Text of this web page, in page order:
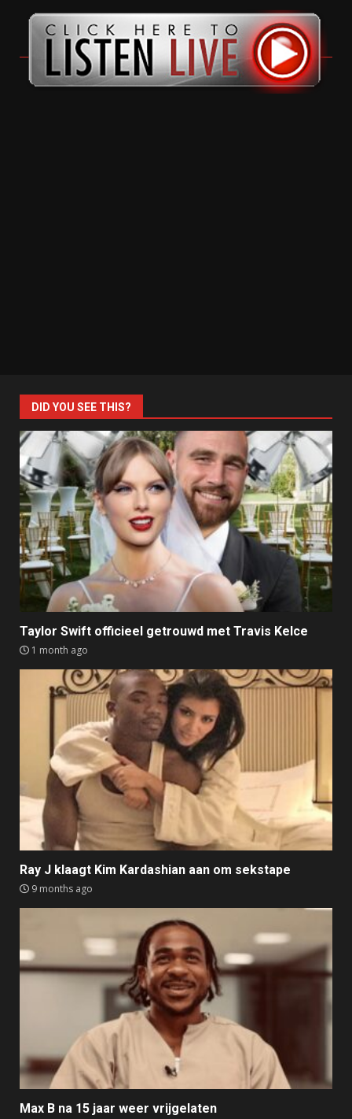
DID YOU SEE THIS?
Taylor Swift officieel getrouwd met Travis Kelce
1 month ago
Ray J klaagt Kim Kardashian aan om sekstape
9 months ago
Max B na 15 jaar weer vrijgelaten